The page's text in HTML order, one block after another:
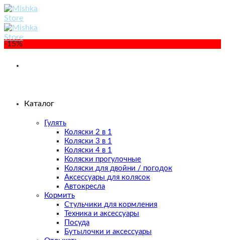
Skip
to
content
Каталог
Гулять
Коляски 2 в 1
Коляски 3 в 1
Коляски 4 в 1
Коляски прогулочные
Коляски для двойни / погодок
Аксессуары для колясок
Автокресла
Кормить
Стульчики для кормления
Техника и аксессуары
Посуда
Бутылочки и аксессуары
-15%